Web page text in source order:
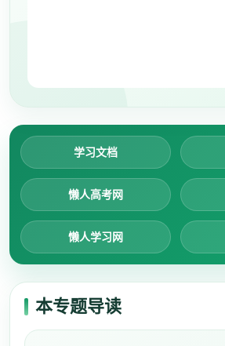
学习文档
懒人高考网
懒人学习网
本专题导读